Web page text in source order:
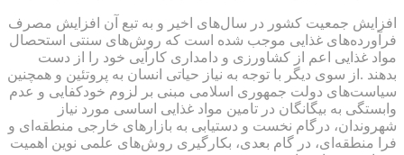
افزایش جمعیت کشور در سال‌های اخیر و به تبع آن افزایش مصرف
فرآورده‌های غذایی موجب شده است که روش‌های سنتی استحصال
مواد غذایی اعم از کشاورزی و دامداری کارآیی خود را از دست
بدهند .از سوی دیگر با توجه به نیاز حیاتی انسان به پروتئین و همچنین
سیاست‌های دولت جمهوری اسلامی مبنی بر لزوم خودکفایی و عدم
وابستگی به بیگانگان در تامین مواد غذایی اساسی مورد نیاز
شهروندان، درگام نخست و دستیابی به بازارهای خارجی منطقه‌ای و
فرا منطقه‌ای، در گام بعدی، بکارگیری روش‌های علمی نوین اهمیت